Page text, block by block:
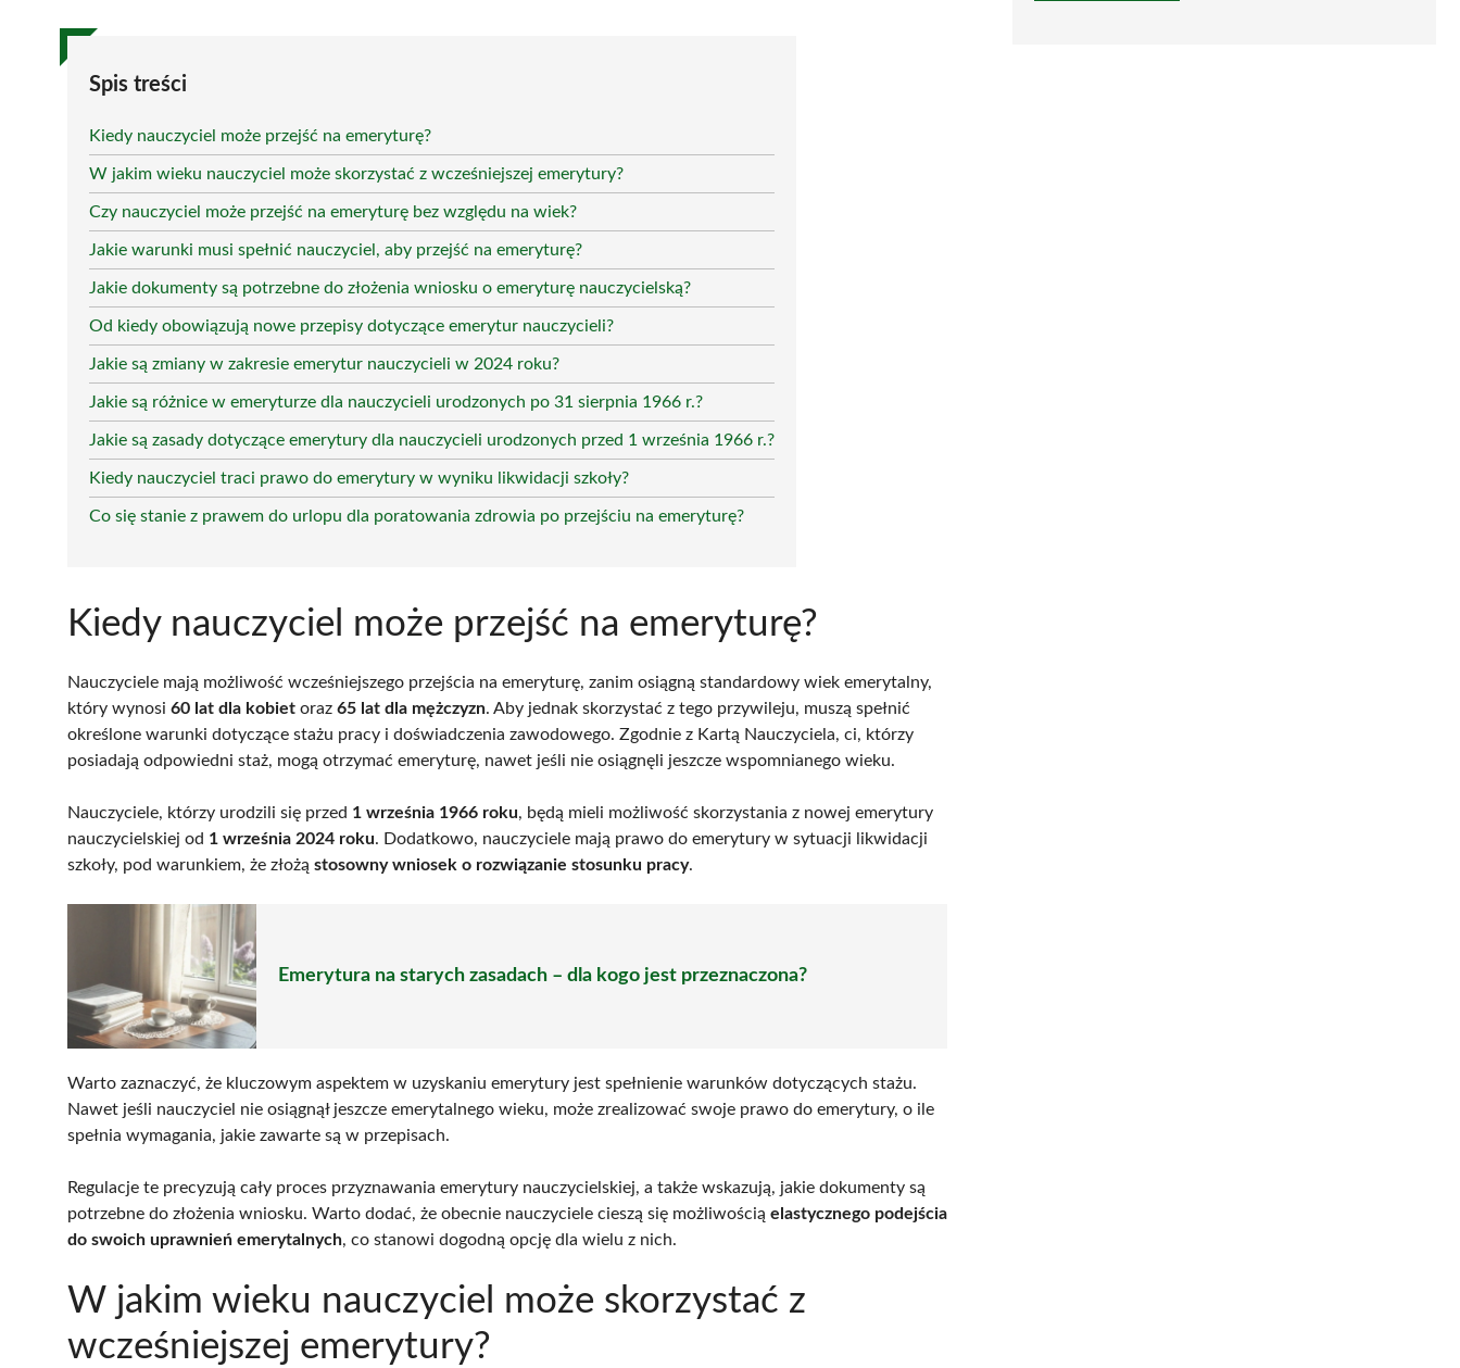
Spis treści
Kiedy nauczyciel może przejść na emeryturę?
W jakim wieku nauczyciel może skorzystać z wcześniejszej emerytury?
Czy nauczyciel może przejść na emeryturę bez względu na wiek?
Jakie warunki musi spełnić nauczyciel, aby przejść na emeryturę?
Jakie dokumenty są potrzebne do złożenia wniosku o emeryturę nauczycielską?
Od kiedy obowiązują nowe przepisy dotyczące emerytur nauczycieli?
Jakie są zmiany w zakresie emerytur nauczycieli w 2024 roku?
Jakie są różnice w emeryturze dla nauczycieli urodzonych po 31 sierpnia 1966 r.?
Jakie są zasady dotyczące emerytury dla nauczycieli urodzonych przed 1 września 1966 r.?
Kiedy nauczyciel traci prawo do emerytury w wyniku likwidacji szkoły?
Co się stanie z prawem do urlopu dla poratowania zdrowia po przejściu na emeryturę?
Kiedy nauczyciel może przejść na emeryturę?
Nauczyciele mają możliwość wcześniejszego przejścia na emeryturę, zanim osiągną standardowy wiek emerytalny,
który wynosi 60 lat dla kobiet oraz 65 lat dla mężczyzn. Aby jednak skorzystać z tego przywileju, muszą spełnić
określone warunki dotyczące stażu pracy i doświadczenia zawodowego. Zgodnie z Kartą Nauczyciela, ci, którzy
posiadają odpowiedni staż, mogą otrzymać emeryturę, nawet jeśli nie osiągnęli jeszcze wspomnianego wieku.
Nauczyciele, którzy urodzili się przed 1 września 1966 roku, będą mieli możliwość skorzystania z nowej emerytury
nauczycielskiej od 1 września 2024 roku. Dodatkowo, nauczyciele mają prawo do emerytury w sytuacji likwidacji
szkoły, pod warunkiem, że złożą stosowny wniosek o rozwiązanie stosunku pracy.
Emerytura na starych zasadach – dla kogo jest przeznaczona?
Warto zaznaczyć, że kluczowym aspektem w uzyskaniu emerytury jest spełnienie warunków dotyczących stażu.
Nawet jeśli nauczyciel nie osiągnął jeszcze emerytalnego wieku, może zrealizować swoje prawo do emerytury, o ile
spełnia wymagania, jakie zawarte są w przepisach.
Regulacje te precyzują cały proces przyznawania emerytury nauczycielskiej, a także wskazują, jakie dokumenty są
potrzebne do złożenia wniosku. Warto dodać, że obecnie nauczyciele cieszą się możliwością elastycznego podejścia
do swoich uprawnień emerytalnych, co stanowi dogodną opcję dla wielu z nich.
W jakim wieku nauczyciel może skorzystać z
wcześniejszej emerytury?